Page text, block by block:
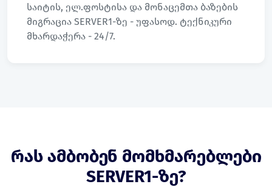
საიტის, ელ.ფოსტისა და მონაცემთა ბაზების
მიგრაცია SERVER1-ზე - უფასოდ. ტექნიკური
მხარდაჭერა - 24/7.
რას ამბობენ მომხმარებლები
SERVER1-ზე?